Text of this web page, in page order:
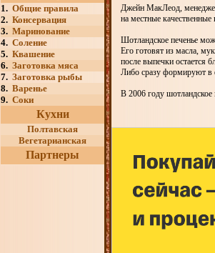
1. Общие правила
2. Консервация
3. Маринование
4. Соление
5. Квашение
6. Заготовка мяса
7. Заготовка рыбы
8. Варенье
9. Соки
Кухни
Полтавская
Вегетарианская
Партнеры
Джейн МакЛеод,
на местные качественные
Шотландское печенье
Его готовят из масла,
после выпечки остается
Либо сразу формируют в
В 2006 году